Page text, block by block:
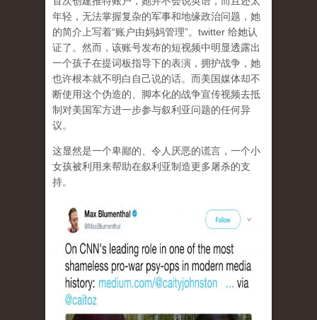
年轻，无法掌握复杂的军事和地缘政治问题，她
的简介上写着“账户由妈妈管理”。twitter 给她认
证了。然而，该账号发布的短视频中明显透露出
一个孩子在提词板指导下的表演，拥护战争，她
也许根本就不明白自己说的话。而美国媒体却不
断使用这个伪造的、脚本化的战争宣传视频去抵
制对美国军方进一步参与叙利亚问题的任何异
议。
这显然是一个卑鄙的、令人厌恶的谎言，一个小
女孩被利用来帮助在叙利亚制造更多屠杀的支
持。